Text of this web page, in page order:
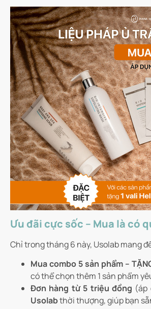
Ưu đãi cực sốc – Mua là có
Chỉ trong tháng 6 này, Usolab mang
Mua combo 5 sản phẩm –
có thể chọn thêm 1 sản phẩm
Đơn hàng từ 5 triệu đồng (áp
Usolabthời thượng, giúp bạn